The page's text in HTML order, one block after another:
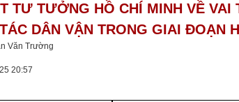
TƯ TƯỞNG HỒ CHÍ MINH VỀ
DÂN VẬN TRONG GIAI ĐOẠN
Văn Trường
20:57